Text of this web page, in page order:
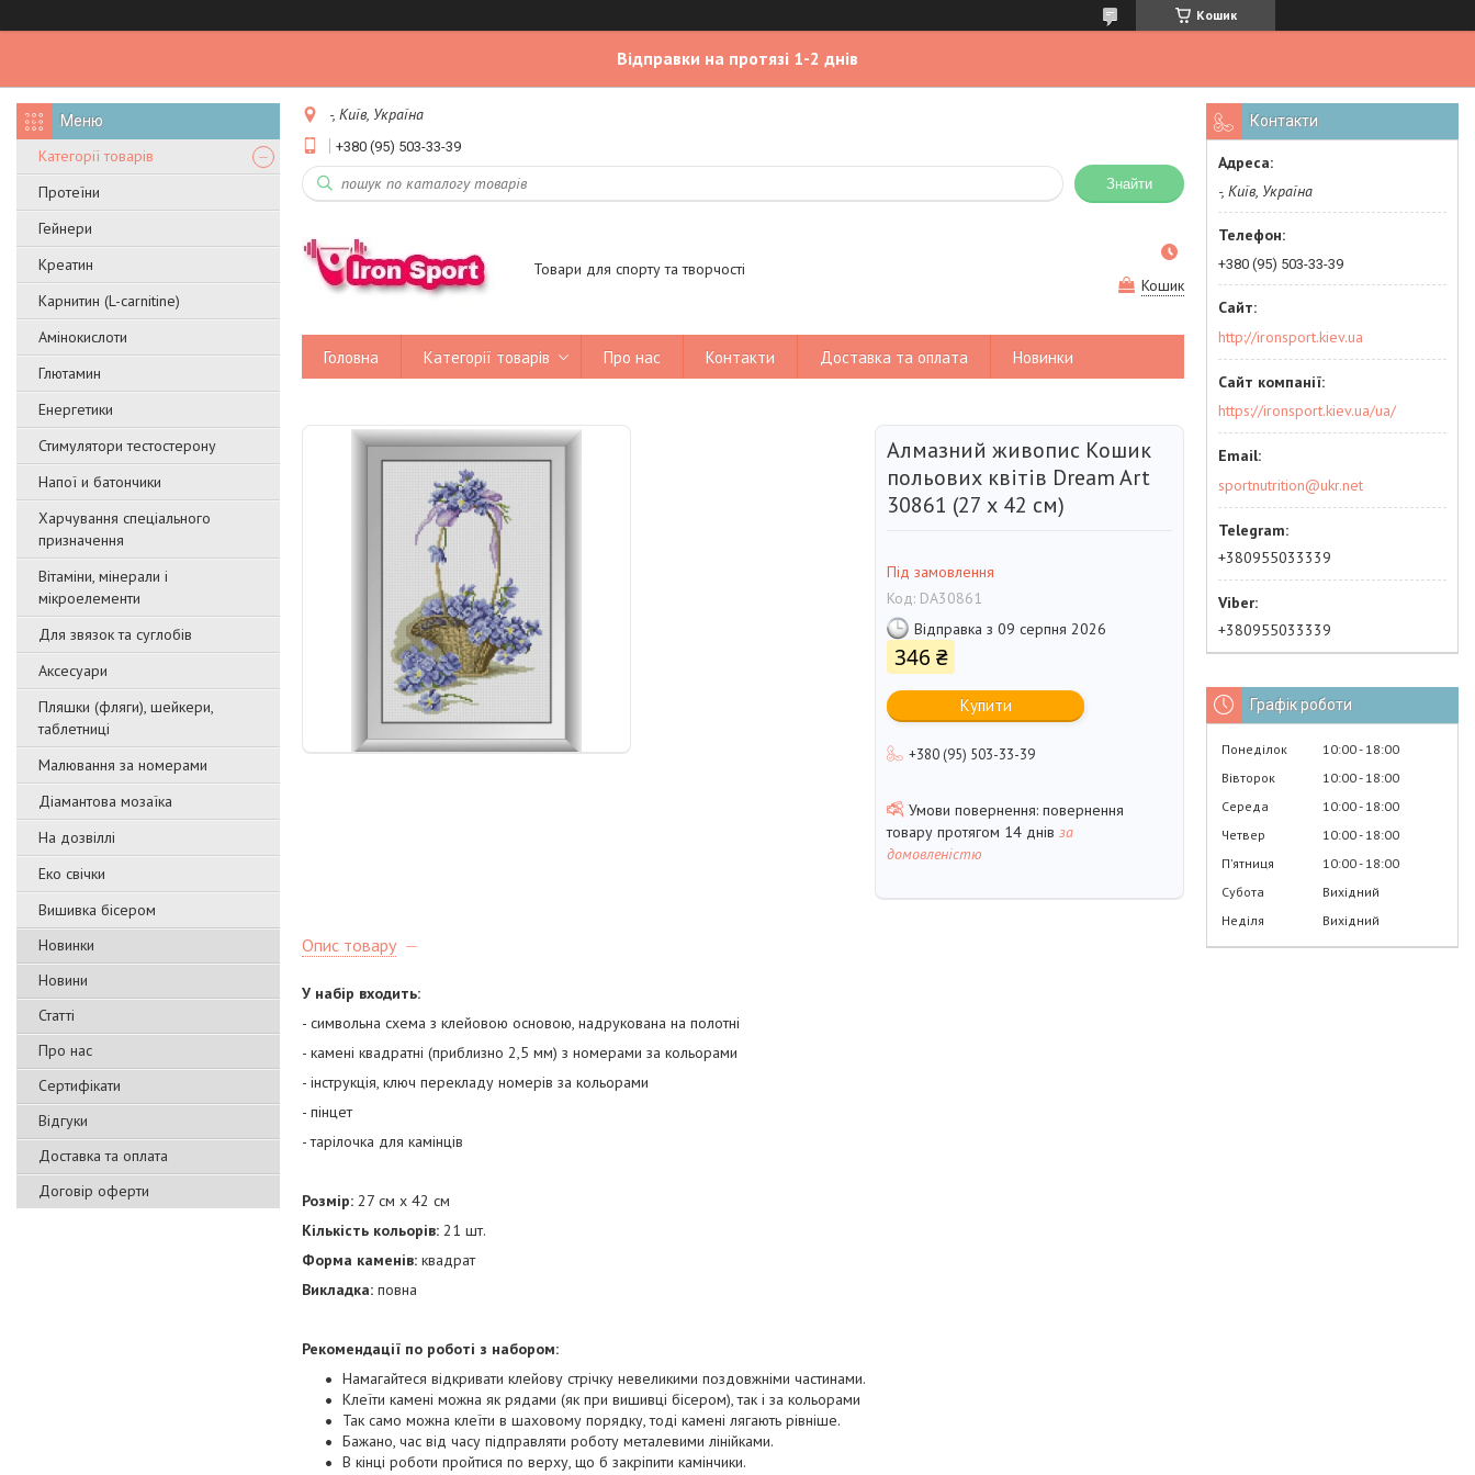
Кошик
Відправки на протязі 1-2 днів
Категорії товарів
Протеїни
Гейнери
Креатин
Карнитин (L-carnitine)
Амінокислоти
Глютамин
Енергетики
Стимулятори тестостерону
Напої и батончики
Харчування спеціального
призначення
Вітаміни, мінерали і
мікроелементи
Для звязок та суглобів
Аксесуари
Пляшки (фляги), шейкери,
таблетниці
Малювання за номерами
Діамантова мозаїка
На дозвіллі
Еко свічки
Вишивка бісером
Новинки
Новини
Статті
Про нас
Сертифікати
Відгуки
Доставка та оплата
Договір оферти
-, Київ, Україна
+380 (95) 503-33-39
Знайти
Товари для спорту та творчості
Кошик
Головна Категорії товарів Про нас Контакти Доставка та оплата Новинки
Алмазний живопис Кошик
польових квітів Dream Art
30861 (27 х 42 см)
Під замовлення
Код: DA30861
Відправка з 09 серпня 2026
346 ₴
Купити
+380 (95) 503-33-39
повернення
товару протягом 14 днів за
домовленістю
Опис товару
У набір входить:
- символьна схема з клейовою основою, надрукована на полотні
- камені квадратні (приблизно 2,5 мм) з номерами за кольорами
- інструкція, ключ перекладу номерів за кольорами
- пінцет
- тарілочка для камінців
Розмір: 27 см х 42 см
Кількість кольорів: 21 шт.
Форма каменів: квадрат
Викладка: повна
Рекомендації по роботі з набором:
Намагайтеся відкривати клейову стрічку невеликими поздовжніми частинами.
Клеїти камені можна як рядами (як при вишивці бісером), так і за кольорами
Так само можна клеїти в шаховому порядку, тоді камені лягають рівніше.
Бажано, час від часу підправляти роботу металевими лінійками.
В кінці роботи пройтися по верху, що б закріпити камінчики.
Контакти
-, Київ, Україна
+380 (95) 503-33-39
http://ironsport.kiev.ua
https://ironsport.kiev.ua/ua/
sportnutrition@ukr.net
+380955033339
+380955033339
Графік роботи
Понеділок 10:00 18:00
Вівторок
10:00 18:00
Середа
10:00 18:00
Четвер
10:00 18:00
Пʼятниця
10:00 18:00
Субота
Вихідний
Неділя
Вихідний